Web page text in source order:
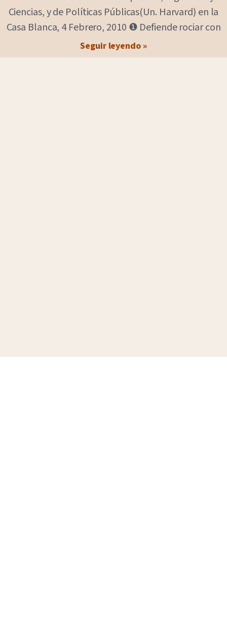
Ciencias, y de Políticas Públicas(Un. Harvard) en la
Casa Blanca, 4 Febrero, 2010 ❶ Defiende rociar con
Seguir leyendo »